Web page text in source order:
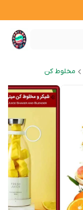
مخلوط کن